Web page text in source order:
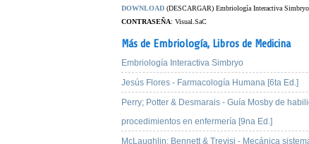
DOWNLOAD (DESCARGAR) Embriología Interactiva Simbryo
CONTRASEÑA: Visual.SaC
Más de Embriología, Libros de Medicina
Embriología Interactiva Simbryo
Jesús Flores - Farmacología Humana [6ta Ed.]
Perry; Potter & Desmarais - Guía Mosby de
procedimientos en enfermería [9na Ed.]
McLaughlin; Bennett & Trevisi - Mecánica